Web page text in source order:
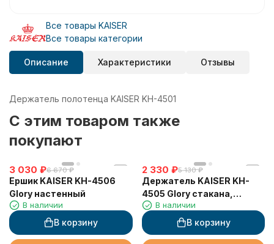
Все товары KAISER
Все товары категории
Описание Характеристики Отзывы
Держатель полотенца KAISER KH-4501
C этим товаром также
покупают
3 030 ₽6 670 ₽
Ершик KAISER KH-4506
Glory настенный
В наличии
В корзину
2 330 ₽5 130 ₽
Держатель KAISER KH-
4505 Glory стакана,
настенный
В наличии
В корзину